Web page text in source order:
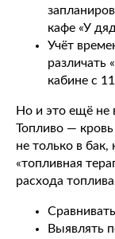
кафе «У
Учёт
различать
кабине с
Но и это ещё не
Топливо —
не только в бак,
«топливная
расхода
Выявлять